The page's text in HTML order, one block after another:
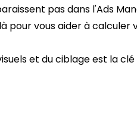
pas dans l'Ads
pour vous aider à calculer
et du ciblage est la